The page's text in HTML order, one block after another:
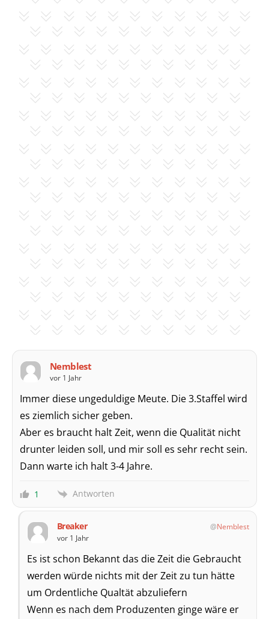
Nemblest
vor 1 Jahr
Immer diese ungeduldige Meute. Die 3.Staffel wird
es ziemlich sicher geben.
Aber es braucht halt Zeit, wenn die Qualität nicht
drunter leiden soll, und mir soll es sehr recht sein.
Dann warte ich halt 3-4 Jahre.
1 Antworten
Breaker
Nemblest
vor 1 Jahr
Es ist schon Bekannt das die Zeit die Gebraucht
werden würde nichts mit der Zeit zu tun hätte
um Ordentliche Qualtät abzuliefern
Wenn es nach dem Produzenten ginge wäre er